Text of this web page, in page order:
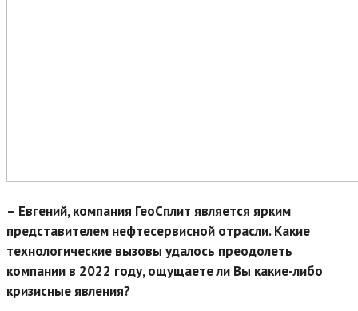
– Евгений, компания ГеоСплит является ярким
представителем нефтесервисной отрасли. Какие
технологические вызовы удалось преодолеть
компании в 2022 году, ощущаете ли Вы какие-либо
кризисные явления?